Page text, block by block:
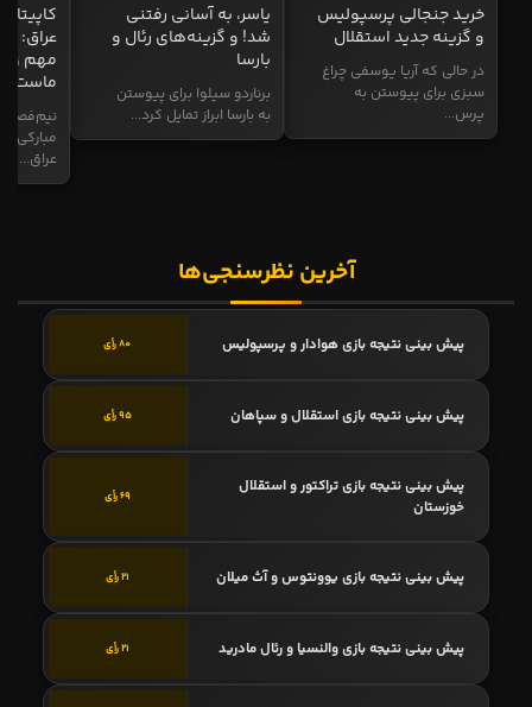
خرید جنجالی پرسپولیس
و گزینه جدید استقلال
در حالی که آریا یوسفی چراغ
سبزی برای پیوستن به
پرس...
یاسر، به آسانی رفتنی
شد! و گزینه‌های رئال و
بارسا
برناردو سیلوا برای پیوستن
به بارسا ابراز تمایل کرد...
عراق:
مهم و
ماست
نیم‌فصل
مبارکی
عراق...
آخرین نظرسنجی‌ها
پیش بینی نتیجه بازی هوادار و پرسپولیس 80 رأی
پیش بینی نتیجه بازی استقلال و سپاهان 95 رأی
پیش بینی نتیجه بازی تراکتور و استقلال
خوزستان
69 رأی
پیش بینی نتیجه بازی یوونتوس و آث میلان 21 رأی
پیش بینی نتیجه بازی والنسیا و رئال مادرید 21 رأی